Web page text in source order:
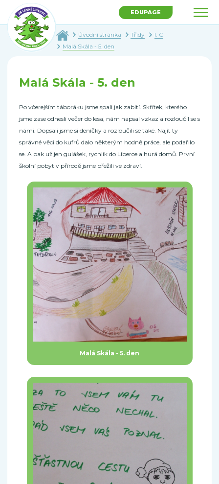
EDUPAGE
Úvodní stránka Třídy
I. C
Malá Skála - 5. den
Malá Skála - 5. den
Po včerejším táboráku jsme spali jak zabití. Skřítek, kterého
jsme zase odnesli večer do lesa, nám napsal vzkaz a rozloučil se s
námi. Dopsali jsme si deníčky a rozloučili se také. Najít ty
správné věci do kufrů dalo některým hodně práce, ale podařilo
se. A pak už jen gulášek, rychlík do Liberce a hurá domů. První
školní pobyt v přírodě jsme přežili ve zdraví.
Malá Skála - 5. den